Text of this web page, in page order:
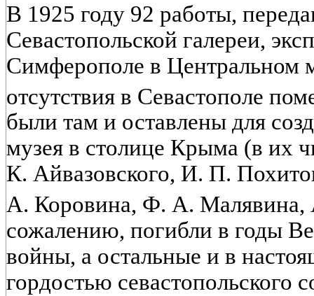
В 1925 году 92 работы,
Севастопольской галереи,
Симферополе в Центральном
отсутствия в Севастополе
были там и оставлены для
музея в столице Крыма (в их
К. Айвазовского, И. П.
А. Коровина, Ф. А. Малявина,
сожалению, погибли в годы
войны, а остальные и в
гордостью севастопольского